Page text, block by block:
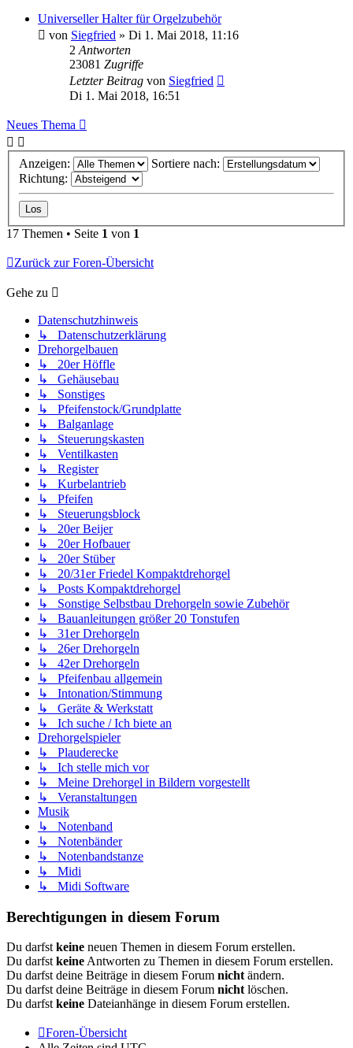
Universeller Halter für Orgelzubehör
von Siegfried » Di 1. Mai 2018, 11:16
2Antworten
23081 Zugriffe
Letzter Beitrag von Siegfried
Di 1. Mai 2018, 16:51
Neues Thema
Anzeigen:
Sortiere nach:
Richtung:
17 Themen • Seite 1 von 1
Zurück zur Foren-Übersicht
Gehe zu
Datenschutzhinweis
↳ Datenschutzerklärung
Drehorgelbauen
↳ 20er Höffle
↳ Gehäusebau
↳ Sonstiges
↳ Pfeifenstock/Grundplatte
↳ Balganlage
↳ Steuerungskasten
↳ Ventilkasten
↳ Register
↳ Kurbelantrieb
↳ Pfeifen
↳ Steuerungsblock
↳ 20er Beijer
↳ 20er Hofbauer
↳ 20er Stüber
↳ 20/31er Friedel Kompaktdrehorgel
↳ Posts Kompaktdrehorgel
↳ Sonstige Selbstbau Drehorgeln sowie Zubehör
↳ Bauanleitungen größer 20 Tonstufen
↳ 31er Drehorgeln
↳ 26er Drehorgeln
↳ 42er Drehorgeln
↳ Pfeifenbau allgemein
↳ Intonation/Stimmung
↳ Geräte & Werkstatt
↳ Ich suche / Ich biete an
Drehorgelspieler
↳ Plauderecke
↳ Ich stelle mich vor
↳ Meine Drehorgel in Bildern vorgestellt
↳ Veranstaltungen
Musik
↳ Notenband
↳ Notenbänder
↳ Notenbandstanze
↳ Midi
↳ Midi Software
Berechtigungen in diesem Forum
Du darfstkeine neuen Themen in diesem Forum erstellen.
Du darfstkeineAntworten zu Themen in diesem Forum erstellen.
Du darfst deine Beiträge in diesem Forum nichtändern.
Du darfst deine Beiträge in diesem Forum nichtlöschen.
Du darfstkeine Dateianhänge in diesem Forum erstellen.
Foren-Übersicht